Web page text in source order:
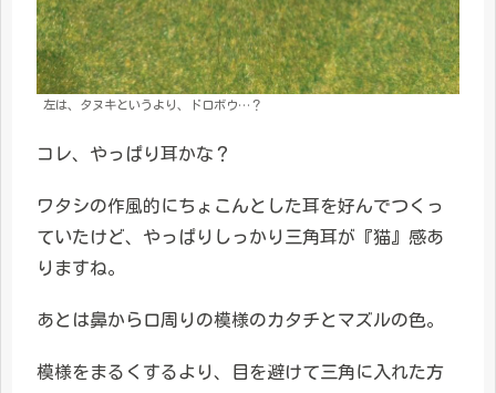
左は、タヌキというより、ドロボウ…？
コレ、やっぱり耳かな？
ワタシの作風的にちょこんとした耳を好んでつくっ
ていたけど、やっぱりしっかり三角耳が『猫』感あ
りますね。
あとは鼻から口周りの模様のカタチとマズルの色。
模様をまるくするより、目を避けて三角に入れた方